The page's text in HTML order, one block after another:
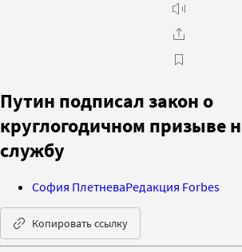
Путин подписал закон о
круглогодичном призыве
службу
София ПлетневаРедакция Forbes
Копировать ссылку